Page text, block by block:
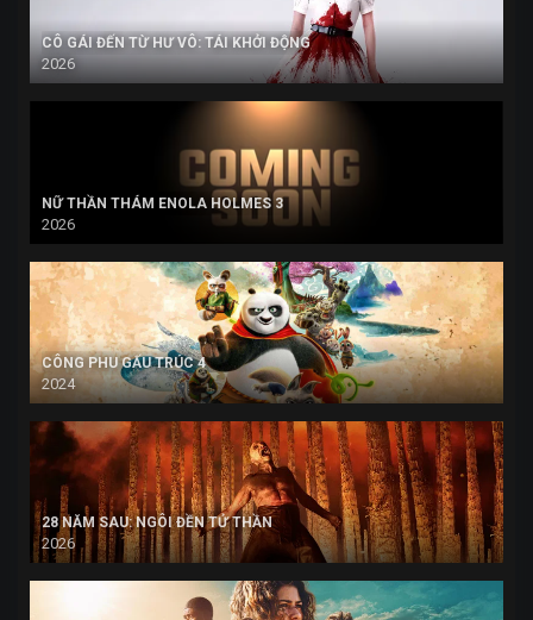
CÔ GÁI ĐẾN TỪ HƯ VÔ: TÁI KHỞI ĐỘNG
2026
NỮ THẦN THÁM ENOLA HOLMES 3
2026
CÔNG PHU GẤU TRÚC 4
2024
28 NĂM SAU: NGÔI ĐỀN TỬ THẦN
2026